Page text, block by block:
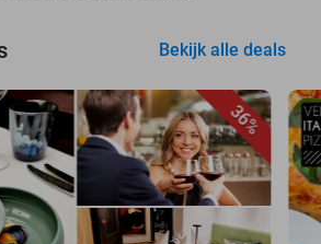
Bekijk alle deals
36%